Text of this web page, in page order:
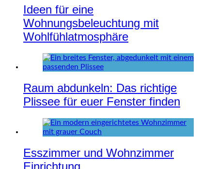
Ideen für eine
Wohnungsbeleuchtung mit
Wohlfühlatmosphäre
Raum abdunkeln: Das richtige
Plissee für euer Fenster finden
Esszimmer und Wohnzimmer
Einrichtung